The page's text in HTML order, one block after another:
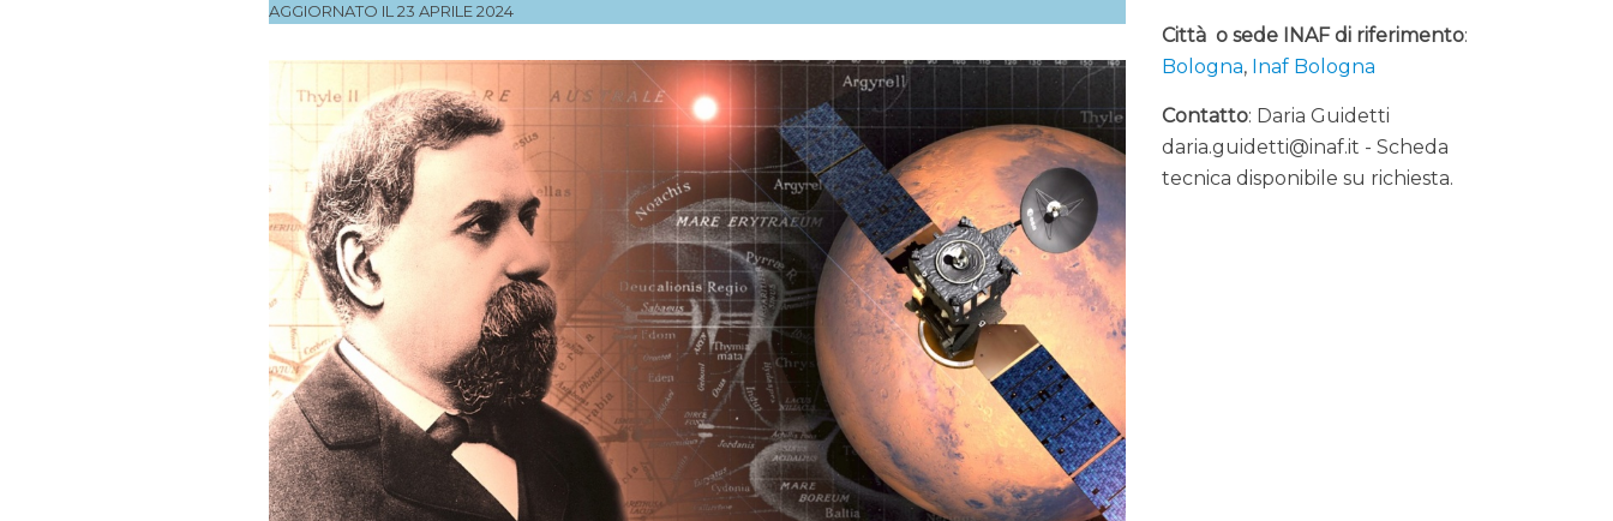
AGGIORNATO IL 23 APRILE 2024
Città o sede INAF di riferimento:
Bologna, Inaf Bologna
Contatto: Daria Guidetti
daria.guidetti@inaf.it - Scheda
tecnica disponibile su richiesta.